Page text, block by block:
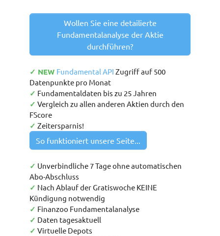
Wollen Sie eine detailierte
Fundamentalanalyse der Aktie
durchführen?
✓ NEW Fundamental API Zugriff auf 500
Datenpunkte pro Monat
✓ Fundamentaldaten bis zu 25 Jahren
✓ Vergleich zu allen anderen Aktien durch den
FScore
✓ Zeitersparnis!
So funktioniert unsere Seite...
✓ Unverbindliche 7 Tage ohne automatischen
Abo-Abschluss
✓ Nach Ablauf der Gratiswoche KEINE
Kündigung notwendig
✓ Finanzoo Fundamentalanalyse
✓ Daten tagesaktuell
✓ Virtuelle Depots